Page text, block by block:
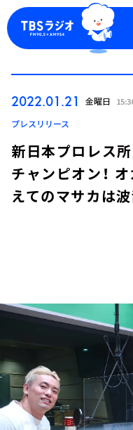
TBS Podcast
お知らせ
イベント・グッ
YouTube
会社情報
2022.01.21 金曜日
プレスリリース
新日本プロレス
チャンピオン！
えてのマサカは波